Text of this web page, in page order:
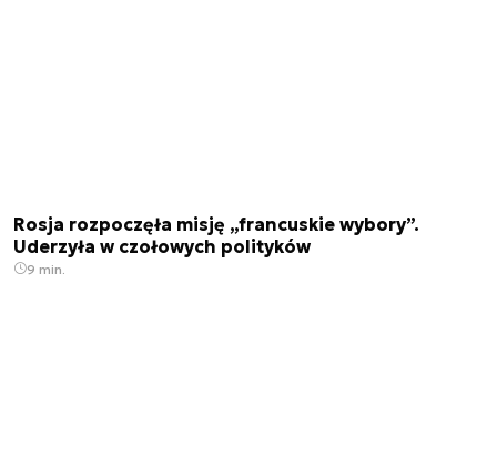
Rosja rozpoczęła misję „francuskie wybory”.
Uderzyła w czołowych polityków
9 min.